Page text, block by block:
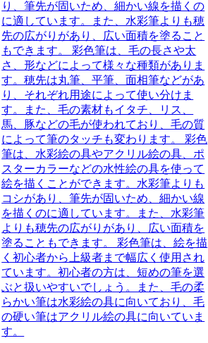
り、筆先が固いため、細かい線を描くの
に適しています。また、水彩筆よりも穂
先の広がりがあり、広い面積を塗ること
もできます。 彩色筆は、毛の長さや太
さ、形などによって様々な種類がありま
す。穂先は丸筆、平筆、面相筆などがあ
り、それぞれ用途によって使い分けま
す。また、毛の素材もイタチ、リス、
馬、豚などの毛が使われており、毛の質
によって筆のタッチも変わります。 彩色
筆は、水彩絵の具やアクリル絵の具、ポ
スターカラーなどの水性絵の具を使って
絵を描くことができます。水彩筆よりも
コシがあり、筆先が固いため、細かい線
を描くのに適しています。また、水彩筆
よりも穂先の広がりがあり、広い面積を
塗ることもできます。 彩色筆は、絵を描
く初心者から上級者まで幅広く使用され
ています。初心者の方は、短めの筆を選
ぶと扱いやすいでしょう。また、毛の柔
らかい筆は水彩絵の具に向いており、毛
の硬い筆はアクリル絵の具に向いていま
す。